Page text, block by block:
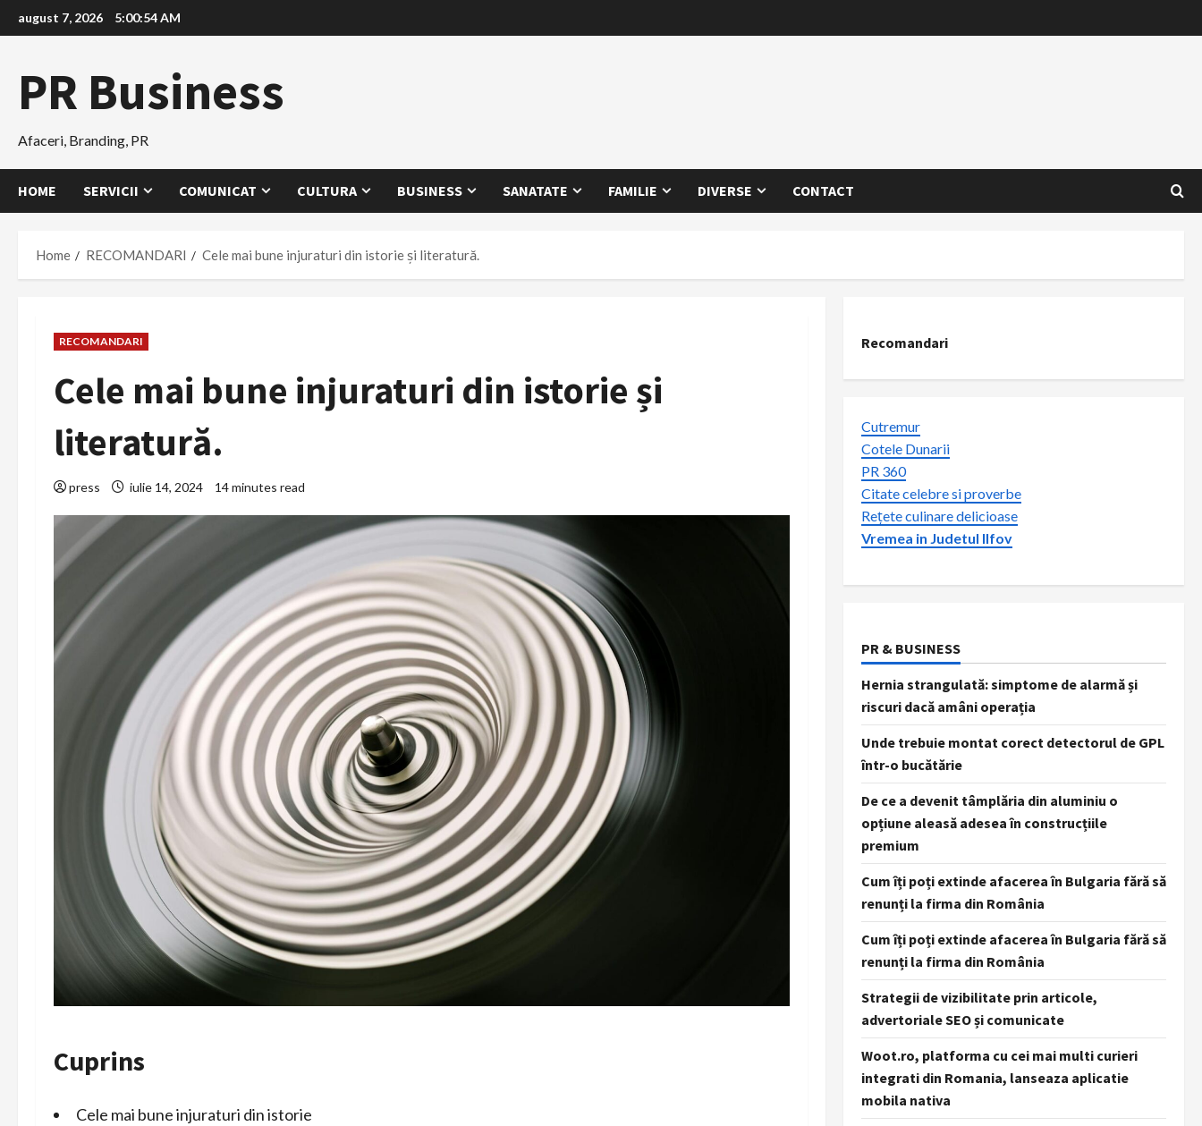
to
august 7, 2026 5:00:55 AM
PR Business
Afaceri, Branding, PR
HOME SERVICII COMUNICAT CULTURA BUSINESS SANATATE FAMILIE DIVERSE CONTACT
Home RECOMANDARI Cele mai bune injuraturi din istorie și literatură.
RECOMANDARI
Cele mai bune injuraturi din istorie și
literatură.
press iulie 14, 2024 14 minutes read
Cuprins
Cele mai bune injuraturi din istorie
Recomandari
Cutremur
Cotele Dunarii
PR 360
Citate celebre si proverbe
Rețete culinare delicioase
Vremea in Judetul Ilfov
PR & BUSINESS
Hernia strangulată: simptome de alarmă și
riscuri dacă amâni operația
Unde trebuie montat corect detectorul de GPL
într-o bucătărie
De ce a devenit tâmplăria din aluminiu o
opțiune aleasă adesea în construcțiile
premium
Cum îți poți extinde afacerea în Bulgaria fără să
renunți la firma din România
Cum îți poți extinde afacerea în Bulgaria fără să
renunți la firma din România
Strategii de vizibilitate prin articole,
advertoriale SEO și comunicate
Woot.ro, platforma cu cei mai multi curieri
integrati din Romania, lanseaza aplicatie
mobila nativa